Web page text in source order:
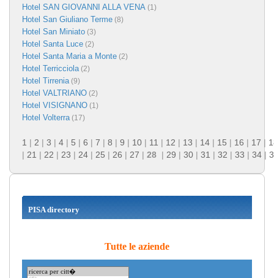
Hotel SAN GIOVANNI ALLA VENA (1)
Hotel San Giuliano Terme (8)
Hotel San Miniato (3)
Hotel Santa Luce (2)
Hotel Santa Maria a Monte (2)
Hotel Terricciola(2)
Hotel Tirrenia(9)
Hotel VALTRIANO (2)
Hotel VISIGNANO (1)
Hotel Volterra(17)
1 | 2 | 3 | 4 | 5 | 6 | 7 | 8 | 9 | 10 | 11 | 12 | 13 | 14 | 15 | 16 | 17 |
| 21 | 22 | 23 | 24 | 25 | 26 | 27 | 28 | 29 | 30 | 31 | 32 | 33 | 34 |
PISA directory
Tutte le aziende